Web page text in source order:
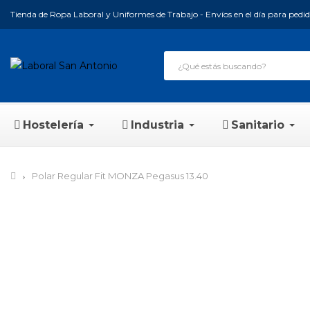
Tienda de Ropa Laboral y Uniformes de Trabajo - Envíos en el día para
Hostelería Industria Sanitario
Polar Regular Fit MONZA Pegasus 13.40